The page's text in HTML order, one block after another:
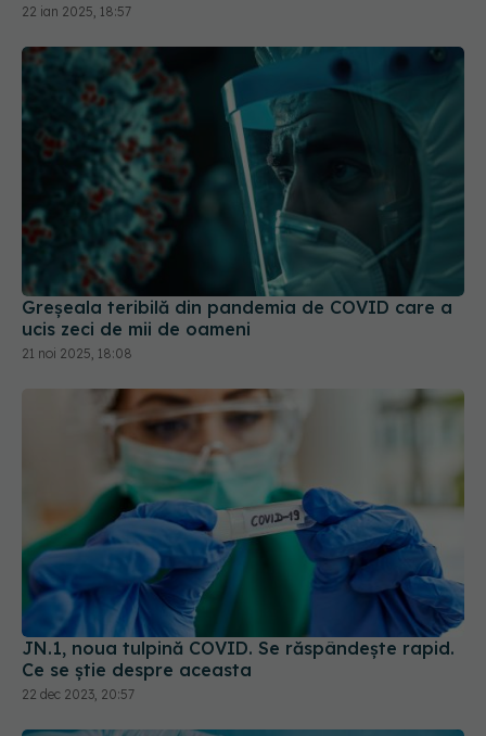
22 ian 2025, 18:57
Greșeala teribilă din pandemia de COVID care a
ucis zeci de mii de oameni
21 noi 2025, 18:08
JN.1, noua tulpină COVID. Se răspândește rapid.
Ce se știe despre aceasta
22 dec 2023, 20:57